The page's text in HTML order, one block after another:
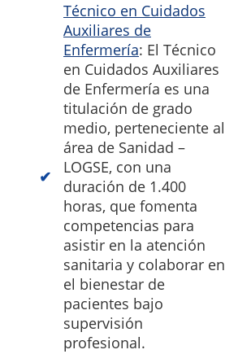
Técnico en Cuidados
Auxiliares de
Enfermería: El Técnico
en Cuidados Auxiliares
de Enfermería es una
titulación de grado
medio, perteneciente al
área de Sanidad –
LOGSE, con una
duración de 1.400
horas, que fomenta
competencias para
asistir en la atención
sanitaria y colaborar en
el bienestar de
pacientes bajo
supervisión
profesional.